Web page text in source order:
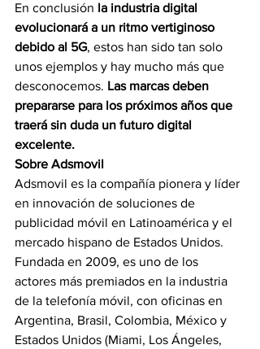
En conclusión la industria digital
evolucionará a un ritmo vertiginoso
debido al 5G, estos han sido tan solo
unos ejemplos y hay mucho más que
desconocemos. Las marcas deben
prepararse para los próximos años que
traerá sin duda un futuro digital
excelente.
Sobre Adsmovil
Adsmovil es la compañía pionera y líder
en innovación de soluciones de
publicidad móvil en Latinoamérica y el
mercado hispano de Estados Unidos.
Fundada en 2009, es uno de los
actores más premiados en la industria
de la telefonía móvil, con oficinas en
Argentina, Brasil, Colombia, México y
Estados Unidos (Miami, Los Ángeles,